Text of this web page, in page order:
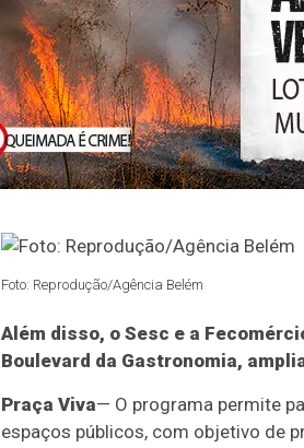
Foto: Reprodução/Agência Belém
Além disso, o Sesc e a
Boulevard da Gastronomia,
Praça Viva— O programa permite
espaços públicos, com objetivo de